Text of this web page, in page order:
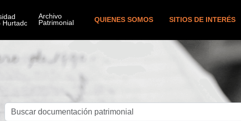
QUIENES SOMOS SITIOS DE INTERÉS